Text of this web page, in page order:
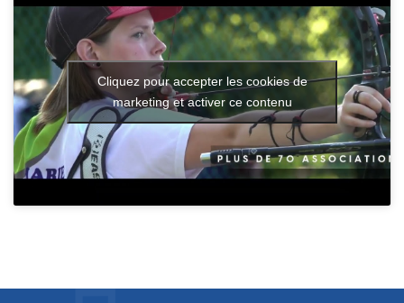
Cliquez pour accepter les cookies de
marketing et activer ce contenu